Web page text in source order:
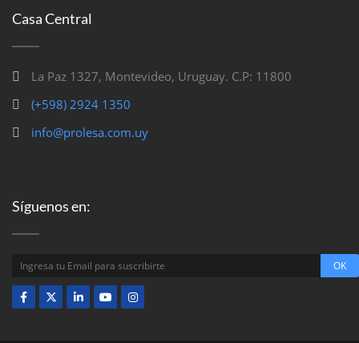
Casa Central
La Paz 1327, Montevideo, Uruguay. C.P: 11800
(+598) 2924 1350
info@prolesa.com.uy
Síguenos en: